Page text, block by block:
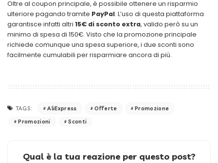
Oltre al coupon principale, è possibile ottenere un risparmio
ulteriore pagando tramite PayPal. L’uso di questa piattaforma
garantisce infatti altri 15€ di sconto extra, valido però su un
minimo di spesa di 150€. Visto che la promozione principale
richiede comunque una spesa superiore, i due sconti sono
facilmente cumulabili per risparmiare ancora di più.
TAGS: AliExpress Offerte
Promozione
Promozioni
Sconti
Qual è la tua reazione per questo post?